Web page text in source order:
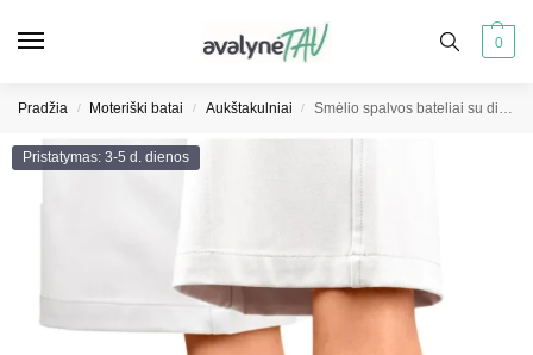
0
Pradžia / Moteriški batai / Aukštakulniai / Smėlio spalvos bateliai su dirželiais ir žemu kulnu
Pristatymas: 3-5 d. dienos